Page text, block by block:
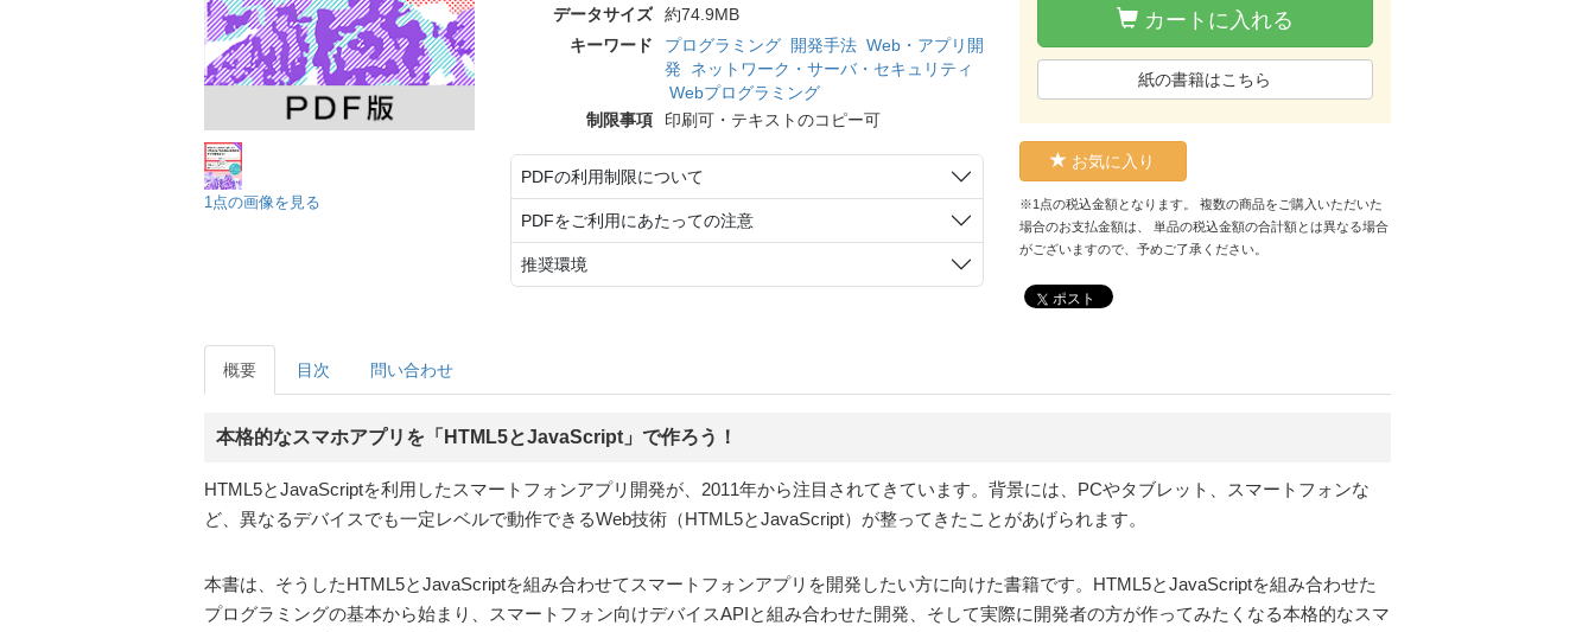
1点の画像を見る
データサイズ
約74.9MB
キーワード
プログラミング 開発手法 Web・アプリ開
発
ネットワーク・サーバ・セキュリティ
Webプログラミング
制限事項
印刷可・テキストのコピー可
PDFの利用制限について
PDFをご利用にあたっての注意
推奨環境
カートに入れる
紙の書籍はこちら
お気に入り
※1点の税込金額となります。 複数の商品をご購入いただいた
場合のお支払金額は、 単品の税込金額の合計額とは異なる場合
がございますので、予めご了承ください。
ポスト
概要 目次 問い合わせ
本格的なスマホアプリを「HTML5とJavaScript」で作ろう！
HTML5とJavaScriptを利用したスマートフォンアプリ開発が、2011年から注目されてきています。背景には、PCやタブレット、スマートフォンな
ど、異なるデバイスでも一定レベルで動作できるWeb技術（HTML5とJavaScript）が整ってきたことがあげられます。
本書は、そうしたHTML5とJavaScriptを組み合わせてスマートフォンアプリを開発したい方に向けた書籍です。HTML5とJavaScriptを組み合わせた
プログラミングの基本から始まり、スマートフォン向けデバイスAPIと組み合わせた開発、そして実際に開発者の方が作ってみたくなる本格的なスマ